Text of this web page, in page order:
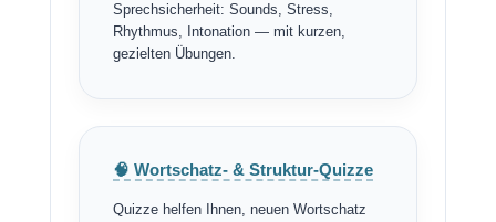
Sprechsicherheit: Sounds, Stress,
Rhythmus, Intonation — mit kurzen,
gezielten Übungen.
🧠 Wortschatz- & Struktur-Quizze
Quizze helfen Ihnen, neuen Wortschatz